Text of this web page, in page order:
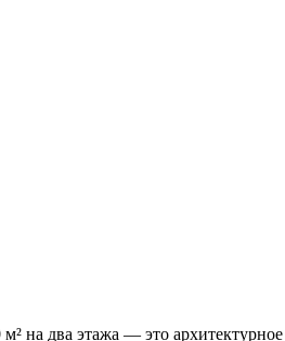
на два этажа — это